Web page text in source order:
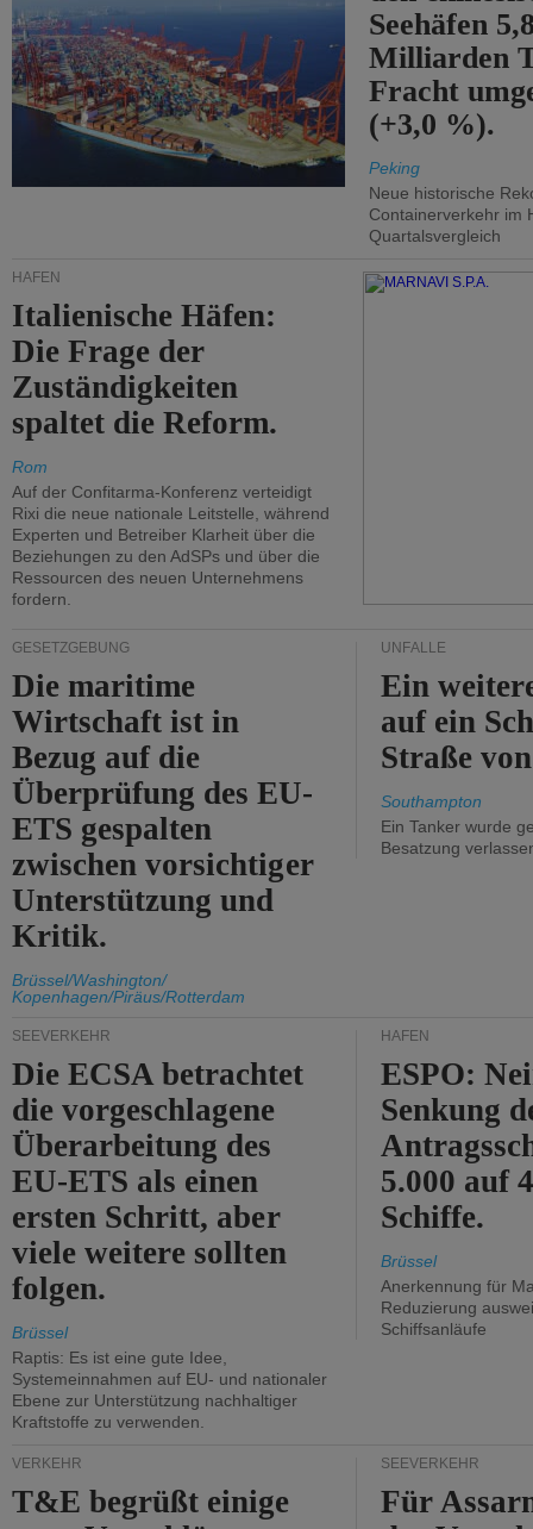
Seehäfen
Milliarden
Fracht
(+3,0 %).
Peking
Neue historische
Containerverkehr im
Quartalsvergleich
HÄFEN
Italienische Häfen:
Die Frage der
Zuständigkeiten
spaltet die Reform.
Rom
Auf der Confitarma-Konferenz verteidigt
Rixi die neue nationale Leitstelle, während
Experten und Betreiber Klarheit über die
Beziehungen zu den AdSPs und über die
Ressourcen des neuen Unternehmens
fordern.
GESETZGEBUNG
Die maritime
Wirtschaft ist in
Bezug auf die
Überprüfung des EU-
ETS gespalten
zwischen vorsichtiger
Unterstützung und
Kritik.
Brüssel/Washington/
Kopenhagen/Piräus/Rotterdam
UNFÄLLE
Ein
auf ein
Straße
Southampton
Ein Tanker wurde
Besatzung
SEEVERKEHR
Die ECSA betrachtet
die vorgeschlagene
Überarbeitung des
EU-ETS als einen
ersten Schritt, aber
viele weitere sollten
folgen.
Brüssel
Raptis: Es ist eine gute Idee,
Systemeinnahmen auf EU- und nationaler
Ebene zur Unterstützung nachhaltiger
Kraftstoffe zu verwenden.
HÄFEN
ESPO:
Senkung
5.000 auf
Schiffe.
Brüssel
Anerkennung für
Reduzierung
Schiffsanläufe
VERKEHR
T&E begrüßt einige
SEEVERKEHR
Für